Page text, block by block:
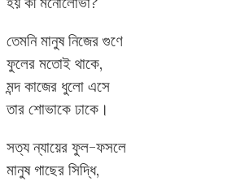
তেমনি মানুষ নিজের গুণে
ফুলের মতোই থাকে,
মন্দ কাজের ধুলো এসে
তার শোভাকে ঢাকে।
সত্য ন্যায়ের ফুল-ফসলে
মানুষ গাছের সিদ্ধি,